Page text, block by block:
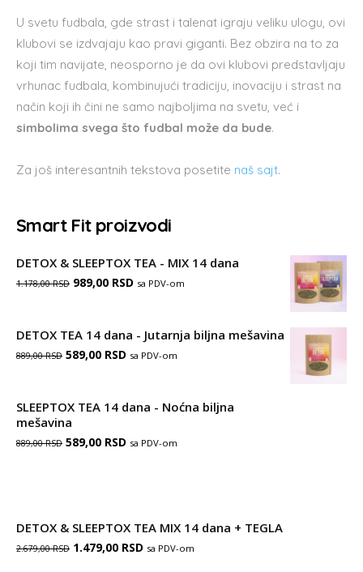
U svetu fudbala, gde strast i talenat igraju veliku ulogu, ovi
klubovi se izdvajaju kao pravi giganti. Bez obzira na to za
koji tim navijate, neosporno je da ovi klubovi predstavljaju
vrhunac fudbala, kombinujući tradiciju, inovaciju i strast na
način koji ih čini ne samo najboljima na svetu, već i
simbolima svega što fudbal može da bude.
Za još interesantnih tekstova posetite naš sajt.
Smart Fit proizvodi
DETOX & SLEEPTOX TEA - MIX 14 dana
1.178,00RSD Оригинална
је
била:
989,00 RSD Тренутна
989,00 RSD.
sa PDV-om
DETOX TEA 14 dana - Jutarnja biljna mešavina
889,00RSD Оригинална
је
била:
889,00 RSD.
589,00 RSD Тренутна
је:
sa PDV-om
SLEEPTOX TEA 14 dana - Noćna biljna
mešavina
889,00RSD Оригинална
589,00 RSD Тренутна
sa PDV-om
DETOX & SLEEPTOX TEA MIX 14 dana + TEGLA
2.679,00RSD Оригинална
1.479,00 RSD Тренутна
sa PDV-om